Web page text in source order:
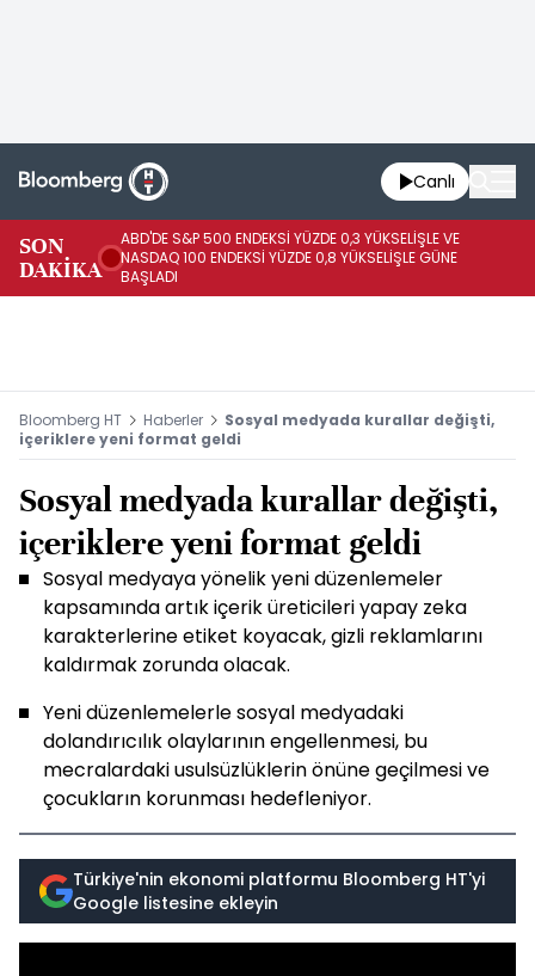
Canlı
SON
DAKİKA
ABD'DE S&P 500 ENDEKSİ YÜZDE 0,3 YÜKSELİŞLE VE
NASDAQ 100 ENDEKSİ YÜZDE 0,8 YÜKSELİŞLE GÜNE
BAŞLADI
Bloomberg HT Haberler
Sosyal medyada kurallar değişti,
içeriklere yeni format geldi
Sosyal medyada kurallar değişti,
içeriklere yeni format geldi
Sosyal medyaya yönelik yeni düzenlemeler
kapsamında artık içerik üreticileri yapay zeka
karakterlerine etiket koyacak, gizli reklamlarını
kaldırmak zorunda olacak.
Yeni düzenlemelerle sosyal medyadaki
dolandırıcılık olaylarının engellenmesi, bu
mecralardaki usulsüzlüklerin önüne geçilmesi ve
çocukların korunması hedefleniyor.
Türkiye'nin ekonomi platformu Bloomberg HT'yi
Google listesine ekleyin